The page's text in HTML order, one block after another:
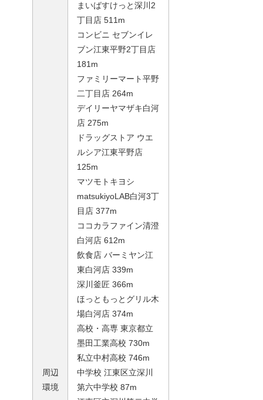
周辺
環境
まいばすけっと深川2
丁目店 511m
コンビニ セブンイレ
ブン江東平野2丁目店
181m
ファミリーマート平野
二丁目店 264m
デイリーヤマザキ白河
店 275m
ドラッグストア ウエ
ルシア江東平野店
125m
マツモトキヨシ
matsukiyoLAB白河3丁
目店 377m
ココカラファイン清澄
白河店 612m
飲食店 バーミヤン江
東白河店 339m
深川釜匠 366m
ほっともっとグリル木
場白河店 374m
高校・高専 東京都立
墨田工業高校 730m
私立中村高校 746m
中学校 江東区立深川
第六中学校 87m